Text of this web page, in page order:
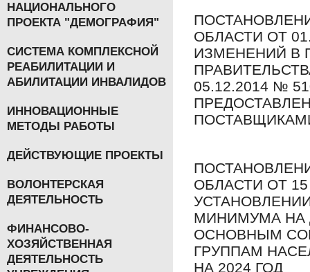
НАЦИОНАЛЬНОГО
ПРОЕКТА "ДЕМОГРАФИЯ"
СИСТЕМА КОМПЛЕКСНОЙ
РЕАБИЛИТАЦИИ И
АБИЛИТАЦИИ ИНВАЛИДОВ
ИННОВАЦИОННЫЕ
МЕТОДЫ РАБОТЫ
ДЕЙСТВУЮЩИЕ ПРОЕКТЫ
ВОЛОНТЕРСКАЯ
ДЕЯТЕЛЬНОСТЬ
ФИНАНСОВО-
ХОЗЯЙСТВЕННАЯ
ДЕЯТЕЛЬНОСТЬ
ОБЛАСТИ ОТ
ИЗМЕНЕНИЙ В
05.12.2014 №
ОБЛАСТИ ОТ 15
МИНИМУМА НА
ОСНОВНЫМ
ГРУППАМ
НА 2024 ГОД